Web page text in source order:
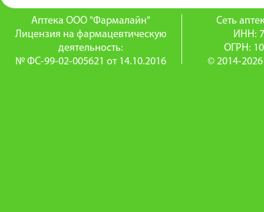
Аптека ООО "Фармалайн"
Лицензия на фармацевтическую
деятельность:
№ ФС-99-02-005621 от 14.10.2016
Сеть
ИНН:
ОГРН:
© 2014-